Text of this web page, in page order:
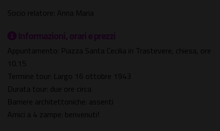
Socio relatore: Anna Maria
Informazioni, orari e prezzi
Appuntamento: Piazza Santa Cecilia in Trastevere, chiesa, ore
10.15
Termine tour: Largo 16 ottobre 1943
Durata tour: due ore circa
Barriere architettoniche: assenti
Amici a 4 zampe: benvenuti!